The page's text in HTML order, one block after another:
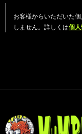
お客様からいただいた
しません。詳しくは個